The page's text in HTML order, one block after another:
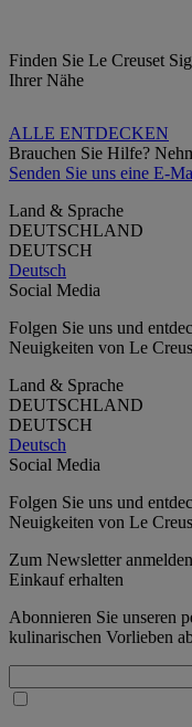
Finden Sie Le Creuset
Ihrer Nähe
ALLE ENTDECKEN
Brauchen Sie Hilfe?
Senden Sie uns eine E-
Land & Sprache
DEUTSCHLAND
DEUTSCH
Deutsch
Social Media
Folgen Sie uns und
Neuigkeiten von Le
Land & Sprache
DEUTSCHLAND
DEUTSCH
Deutsch
Social Media
Folgen Sie uns und
Neuigkeiten von Le
Zum Newsletter
Einkauf erhalten
Abonnieren Sie unseren
kulinarischen Vorlieben